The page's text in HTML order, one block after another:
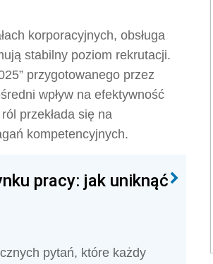
korporacyjnych, obsługa
stabilny poziom rekrutacji.
przygotowanego przez
wpływ na efektywność
przekłada się na
kompetencyjnych.
pracy: jak uniknąć
pytań, które każdy